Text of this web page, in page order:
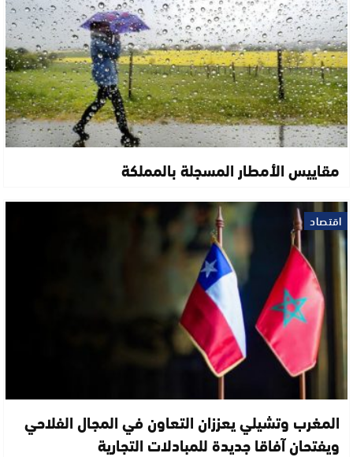
مقاييس الأمطار المسجلة بالمملكة
اقتصاد
المغرب وتشيلي يعززان التعاون في المجال الفلاحي
ويفتحان آفاقا جديدة للمبادلات التجارية